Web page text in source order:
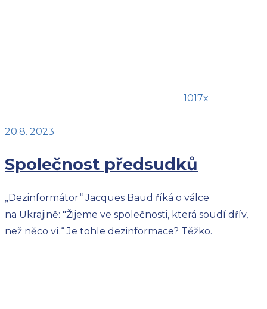
1017x
20.8. 2023
Společnost předsudků
„Dezinformátor“ Jacques Baud říká o válce
na Ukrajině: "Žijeme ve společnosti, která soudí dřív,
než něco ví.“ Je tohle dezinformace? Těžko.